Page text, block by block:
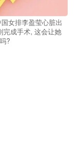
女排李盈莹心脏出
完成手术, 这会让她
?